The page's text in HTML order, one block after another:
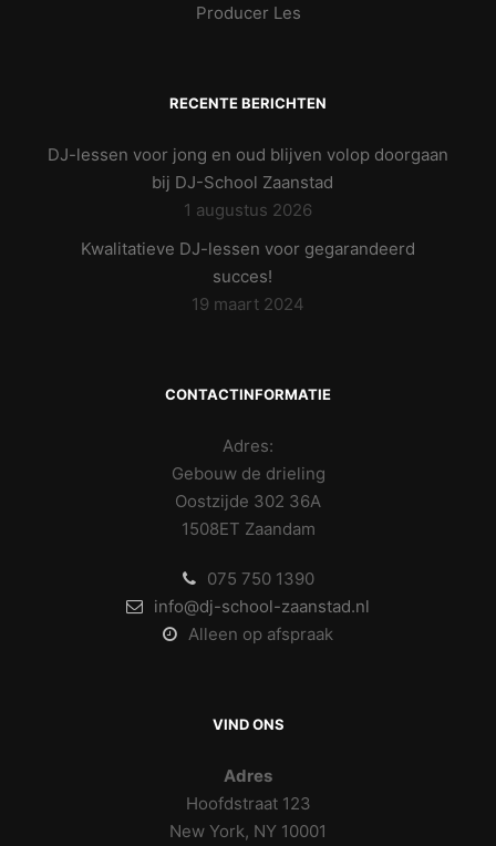
Producer Les
RECENTE BERICHTEN
DJ-lessen voor jong en oud blijven volop doorgaan
bij DJ-School Zaanstad
1 augustus 2026
Kwalitatieve DJ-lessen voor gegarandeerd
succes!
19 maart 2024
CONTACTINFORMATIE
Adres:
Gebouw de drieling
Oostzijde 302 36A
1508ET Zaandam
075 750 1390
info@dj-school-zaanstad.nl
Alleen op afspraak
VIND ONS
Adres
Hoofdstraat 123
New York, NY 10001